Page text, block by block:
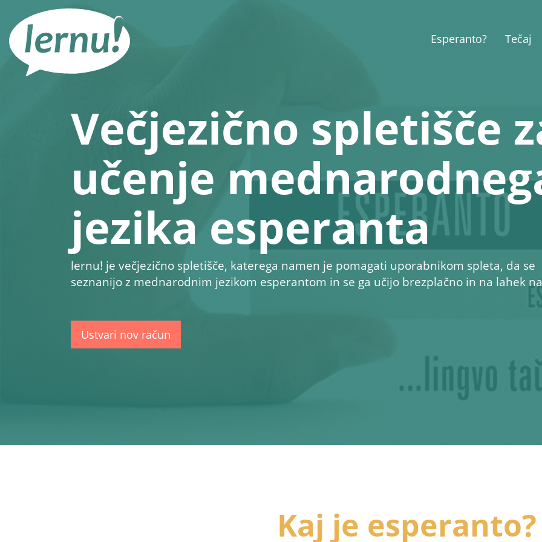
vsebini
Esperanto? Tečaj
Večjezično spletišče
učenje
jezika esperanta
lernu! je večjezično spletišče, katerega namen je pomagati uporabnikom spleta, da se
seznanijo z mednarodnim jezikom esperantom in se ga učijo brezplačno in na lahek
Ustvari nov račun
Kaj je esperanto?